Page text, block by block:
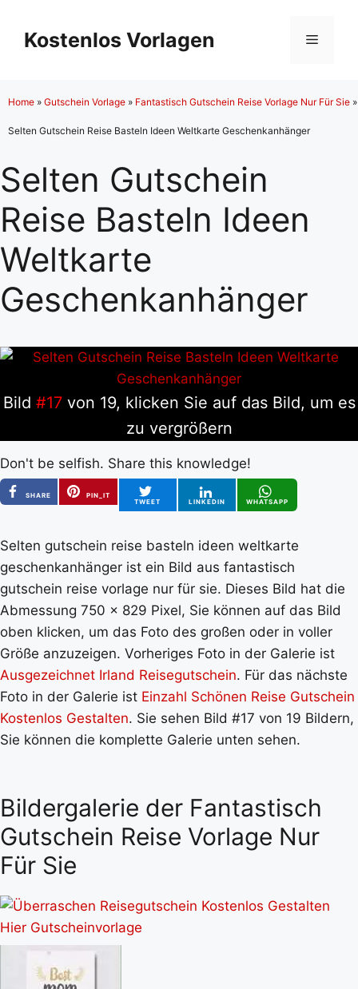
Inhalt
springen
Kostenlos Vorlagen Menü
Home » Gutschein Vorlage » Fantastisch Gutschein Reise Vorlage Nur Für Sie »
Selten Gutschein Reise Basteln Ideen Weltkarte Geschenkanhänger
Selten Gutschein
Reise Basteln Ideen
Weltkarte
Geschenkanhänger
Bild #17von 19, klicken Sie auf das Bild, um es
zu vergrößern
Don't be selfish. Share this knowledge!
SHARE
PIN_IT
TWEET
LINKEDIN WHATSAPP
Selten gutschein reise basteln ideen weltkarte
geschenkanhänger ist ein Bild aus fantastisch
gutschein reise vorlage nur für sie. Dieses Bild hat die
Abmessung 750 x 829 Pixel, Sie können auf das Bild
oben klicken, um das Foto des großen oder in voller
Größe anzuzeigen. Vorheriges Foto in der Galerie ist
Ausgezeichnet Irland Reisegutschein. Für das nächste
Foto in der Galerie ist Einzahl Schönen Reise Gutschein
Kostenlos Gestalten. Sie sehen Bild #17 von 19 Bildern,
Sie können die komplette Galerie unten sehen.
Bildergalerie der Fantastisch
Gutschein Reise Vorlage Nur
Für Sie